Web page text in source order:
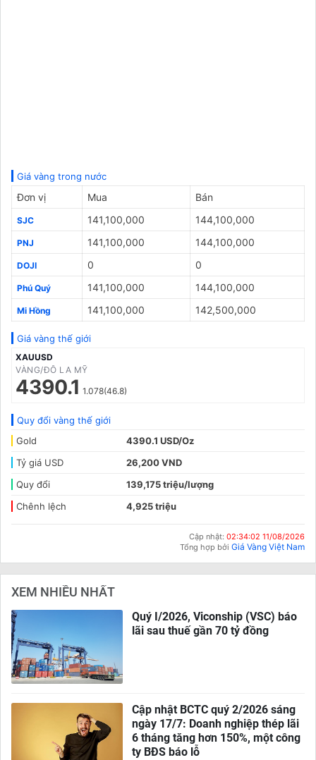
Giá vàng trong nước
Đơn vị Mua Bán
SJC 141,100,000 144,100,000
PNJ 141,100,000 144,100,000
DOJI 0 0
Phú Quý 141,100,000 144,100,000
Mi Hồng 141,100,000 142,500,000
Giá vàng thế giới
XAUUSD
VÀNG/ĐÔ LA MỸ
4390.1 1.078(46.8)
Quy đổi vàng thế giới
Gold
4390.1 USD/Oz
Tỷ giá USD
26,200 VND
Quy đổi
139,175 triệu/lượng
Chênh lệch
4,925 triệu
Cập nhật: 02:34:02 11/08/2026
Tổng hợp bởi Giá Vàng Việt Nam
XEM NHIỀU NHẤT
Quý I/2026, Viconship (VSC) báo
lãi sau thuế gần 70 tỷ đồng
Cập nhật BCTC quý 2/2026 sáng
ngày 17/7: Doanh nghiệp thép lãi
6 tháng tăng hơn 150%, một công
ty BĐS báo lỗ